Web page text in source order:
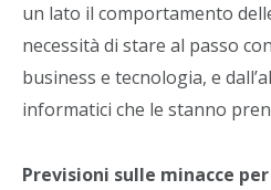
un lato il comportamento
necessità di stare al passo
business e tecnologia, e
informatici che le stanno
Previsioni sulle minacce per